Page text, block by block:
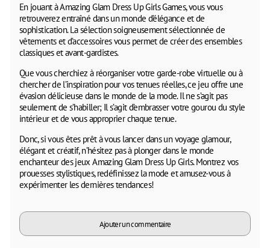
En jouant à Amazing Glam Dress Up Girls Games, vous vous
retrouverez entraîné dans un monde d’élégance et de
sophistication. La sélection soigneusement sélectionnée de
vêtements et d’accessoires vous permet de créer des ensembles
classiques et avant-gardistes.
Que vous cherchiez à réorganiser votre garde-robe virtuelle ou à
chercher de l’inspiration pour vos tenues réelles, ce jeu offre une
évasion délicieuse dans le monde de la mode. Il ne s’agit pas
seulement de s’habiller; Il s’agit d’embrasser votre gourou du style
intérieur et de vous approprier chaque tenue.
Donc, si vous êtes prêt à vous lancer dans un voyage glamour,
élégant et créatif, n’hésitez pas à plonger dans le monde
enchanteur des jeux Amazing Glam Dress Up Girls. Montrez vos
prouesses stylistiques, redéfinissez la mode et amusez-vous à
expérimenter les dernières tendances!
Ajouter un commentaire